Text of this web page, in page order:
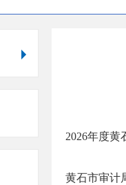
2026年度黄
黄石市审计